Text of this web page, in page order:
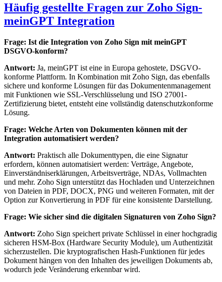
Häufig gestellte Fragen zur Zoho Sign-
meinGPT Integration
Frage: Ist die Integration von Zoho Sign mit meinGPT
DSGVO-konform?
Antwort: Ja, meinGPT ist eine in Europa gehostete, DSGVO-
konforme Plattform. In Kombination mit Zoho Sign, das ebenfalls
sichere und konforme Lösungen für das Dokumentenmanagement
mit Funktionen wie SSL-Verschlüsselung und ISO 27001-
Zertifizierung bietet, entsteht eine vollständig datenschutzkonforme
Lösung.
Frage: Welche Arten von Dokumenten können mit der
Integration automatisiert werden?
Antwort: Praktisch alle Dokumenttypen, die eine Signatur
erfordern, können automatisiert werden: Verträge, Angebote,
Einverständniserklärungen, Arbeitsverträge, NDAs, Vollmachten
und mehr. Zoho Sign unterstützt das Hochladen und Unterzeichnen
von Dateien in PDF, DOCX, PNG und weiteren Formaten, mit der
Option zur Konvertierung in PDF für eine konsistente Darstellung.
Frage: Wie sicher sind die digitalen Signaturen von Zoho Sign?
Antwort: Zoho Sign speichert private Schlüssel in einer hochgradig
sicheren HSM-Box (Hardware Security Module), um Authentizität
sicherzustellen. Die kryptografischen Hash-Funktionen für jedes
Dokument hängen von den Inhalten des jeweiligen Dokuments ab,
wodurch jede Veränderung erkennbar wird.